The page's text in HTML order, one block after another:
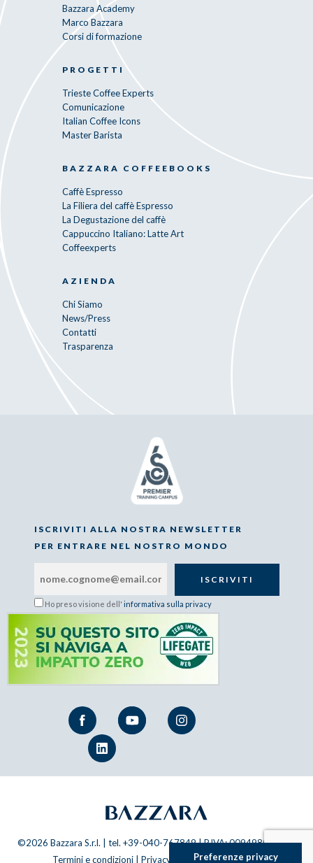
Bazzara Academy
Marco Bazzara
Corsi di formazione
PROGETTI
Trieste Coffee Experts
Comunicazione
Italian Coffee Icons
Master Barista
BAZZARA COFFEEBOOKS
Caffè Espresso
La Filiera del caffè Espresso
La Degustazione del caffè
Cappuccino Italiano: Latte Art
Coffeexperts
AZIENDA
Chi Siamo
News/Press
Contatti
Trasparenza
ISCRIVITI ALLA NOSTRA NEWSLETTER
PER ENTRARE NEL NOSTRO MONDO
Ho preso visione dell' informativa sulla privacy
©2026 Bazzara S.r.l. | tel. +39-040-767849 | P.IVA: 00949800320 |
Termini e condizioni| Privacy Policy|Cookie Policy